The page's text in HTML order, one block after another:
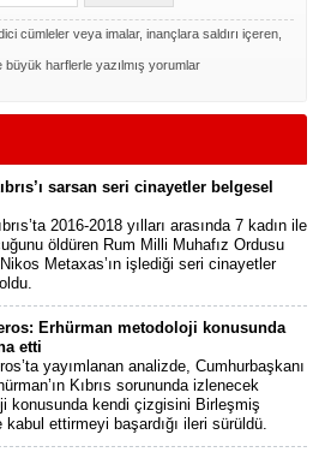
cümleler veya imalar, inançlara saldırı içeren,
harflerle yazılmış yorumlar
sarsan seri cinayetler belgesel
2016-2018 yılları arasında 7 kadın ile
öldüren Rum Milli Muhafız Ordusu
Metaxas’ın işlediği seri cinayetler
Erhürman metodoloji konusunda
etti
yayımlanan analizde, Cumhurbaşkanı
Kıbrıs sorununda izlenecek
konusunda kendi çizgisini Birleşmiş
kabul ettirmeyi başardığı ileri sürüldü.